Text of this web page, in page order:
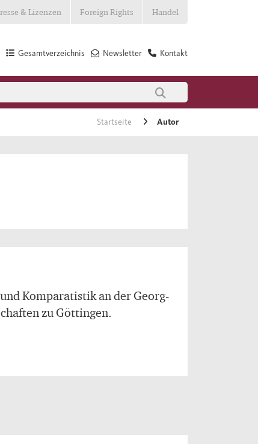
& Lizenzen Foreign Rights Handel
Kontakt
Newsletter
Gesamtverzeichnis
Startseite Autor
Komparatistik an der Georg-
zu Göttingen.